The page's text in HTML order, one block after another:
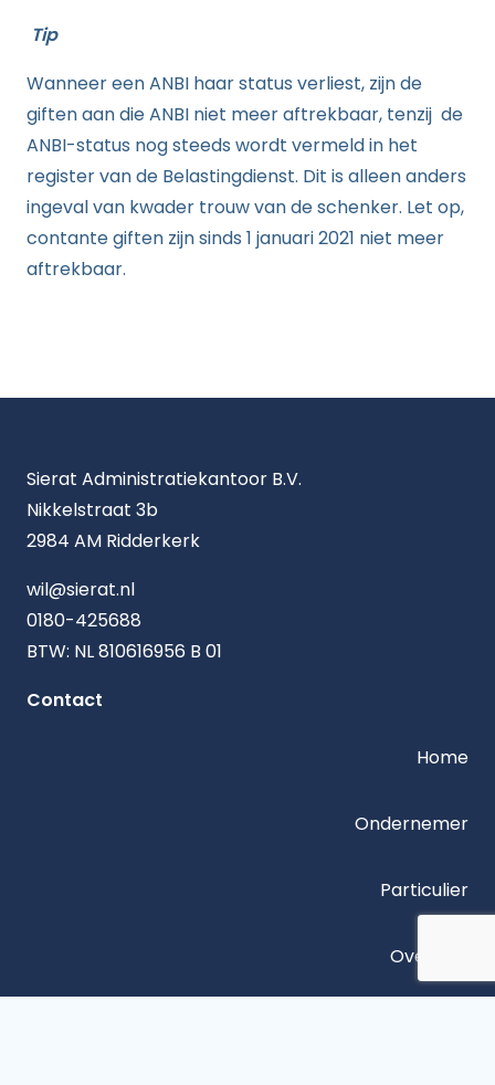
Tip
Wanneer een ANBI haar status verliest, zijn de
giften aan die ANBI niet meer aftrekbaar, tenzij de
ANBI-status nog steeds wordt vermeld in het
register van de Belastingdienst. Dit is alleen anders
ingeval van kwader trouw van de schenker. Let op,
contante giften zijn sinds 1 januari 2021 niet meer
aftrekbaar.
Sierat Administratiekantoor B.V.
Nikkelstraat 3b
2984 AM Ridderkerk
wil@sierat.nl
0180-425688
BTW: NL 810616956 B 01
Contact
Home
Ondernemer
Particulier
Over ons